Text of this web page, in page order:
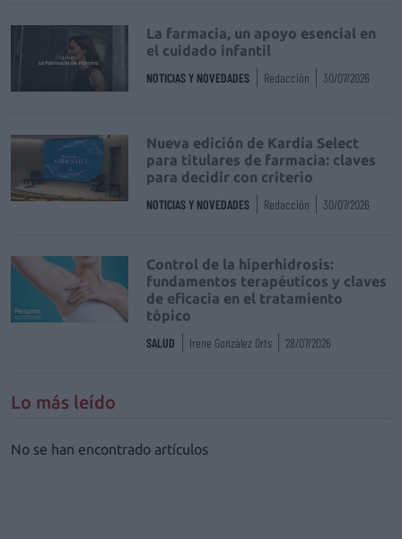
La farmacia, un apoyo esencial en
el cuidado infantil
NOTICIAS Y NOVEDADES Redacción 30/07/2026
Nueva edición de Kardia Select
para titulares de farmacia: claves
para decidir con criterio
NOTICIAS Y NOVEDADES Redacción 30/07/2026
Control de la hiperhidrosis:
fundamentos terapéuticos y claves
de eficacia en el tratamiento
tópico
SALUD Irene González Orts 28/07/2026
Lo más leído
No se han encontrado artículos